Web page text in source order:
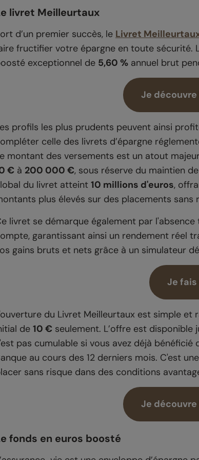
livret Meilleurtaux
d’un premier succès, le Livret
fructifier votre épargne en toute sécurité.
exceptionnel de 5,60 % annuel brut
Je
profils les plus prudents peuvent ainsi
celle des livrets d’épargne
montant des versements est un atout
€ à 200 000 €, sous réserve du maintien
du livret atteint 10 millions d'euros,
plus élevés sur des placements sans
livret se démarque également par
garantissant ainsi un rendement réel
gains bruts et nets grâce à un simulateur
Je
du Livret Meilleurtaux est simple
de 10 € seulement. L’offre est
pas cumulable si vous avez déjà
au cours des 12 derniers mois. C'est
sans risque dans des conditions
Je
fonds en euros boosté